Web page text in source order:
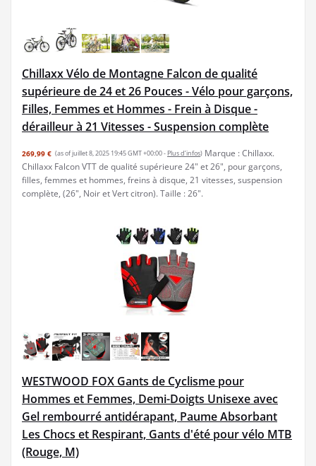
Chillaxx Vélo de Montagne Falcon de qualité
supérieure de 24 et 26 Pouces - Vélo pour garçons,
Filles, Femmes et Hommes - Frein à Disque -
dérailleur à 21 Vitesses - Suspension complète
269,99 € (as of juillet 8, 2025 19:45 GMT +00:00 - Plus d’infos) Marque : Chillaxx.
Chillaxx Falcon VTT de qualité supérieure 24" et 26", pour garçons,
filles, femmes et hommes, freins à disque, 21 vitesses, suspension
complète, (26", Noir et Vert citron). Taille : 26".
WESTWOOD FOX Gants de Cyclisme pour
Hommes et Femmes, Demi-Doigts Unisexe avec
Gel rembourré antidérapant, Paume Absorbant
Les Chocs et Respirant, Gants d'été pour vélo MTB
(Rouge, M)